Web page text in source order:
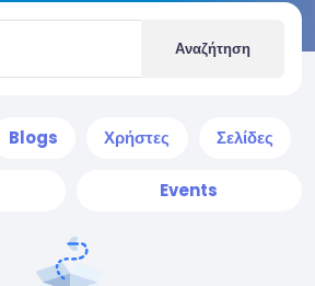
Αναζήτηση
Blogs Χρήστες Σελίδες
Events